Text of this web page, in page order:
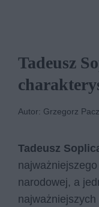
Tadeusz
Autor: Grzegorz
Tadeusz
narodowej, a
najważniejszych